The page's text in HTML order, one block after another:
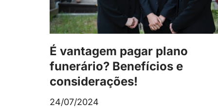
É vantagem pagar plano
funerário? Benefícios e
considerações!
24/07/2024